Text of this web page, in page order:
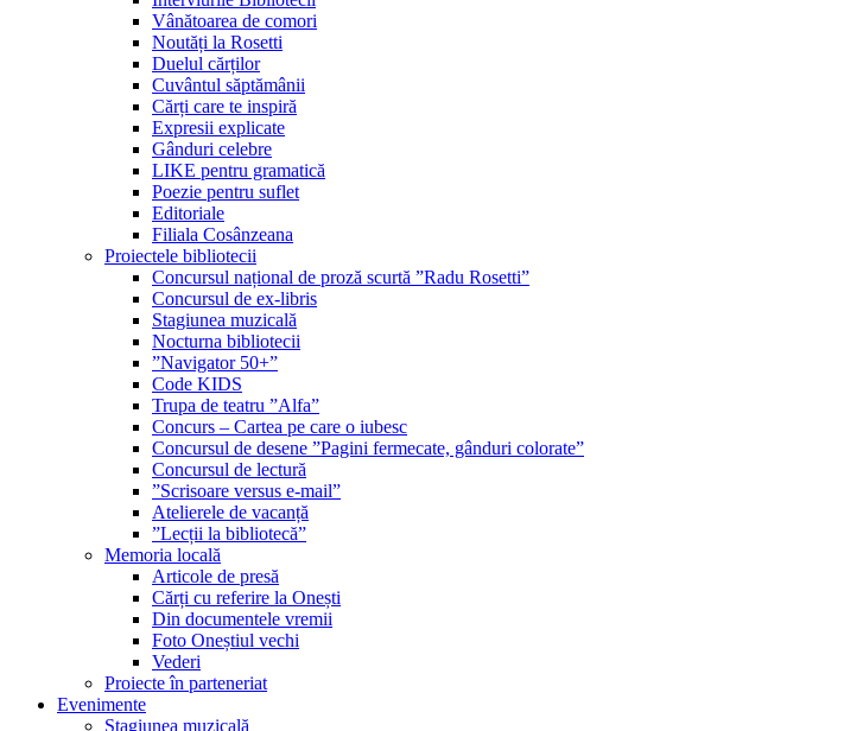
Vânătoarea de comori
Noutăți la Rosetti
Duelul cărților
Cuvântul săptămânii
Cărți care te inspiră
Expresii explicate
Gânduri celebre
LIKE pentru gramatică
Poezie pentru suflet
Editoriale
Filiala Cosânzeana
Proiectele bibliotecii
Concursul național de proză scurtă ”Radu Rosetti”
Concursul de ex-libris
Stagiunea muzicală
Nocturna bibliotecii
”Navigator 50+”
Code KIDS
Trupa de teatru ”Alfa”
Concurs – Cartea pe care o iubesc
Concursul de desene ”Pagini fermecate, gânduri colorate”
Concursul de lectură
”Scrisoare versus e-mail”
Atelierele de vacanță
”Lecții la bibliotecă”
Memoria locală
Articole de presă
Cărți cu referire la Onești
Din documentele vremii
Foto Oneștiul vechi
Vederi
Proiecte în parteneriat
Evenimente
Stagiunea muzicală